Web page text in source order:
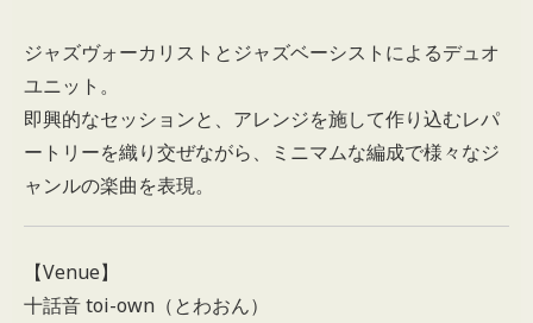
ジャズヴォーカリストとジャズベーシストによるデュオ
ユニット。
即興的なセッションと、アレンジを施して作り込むレパ
ートリーを織り交ぜながら、ミニマムな編成で様々なジ
ャンルの楽曲を表現。
【Venue】
十話音 toi-own（とわおん）